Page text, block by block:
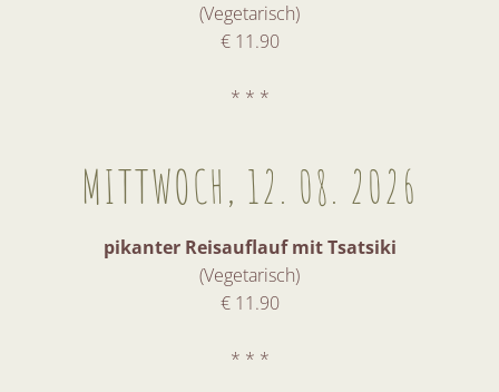
(Vegetarisch)
€ 11.90
* * *
MITTWOCH, 12. 08. 2026
pikanter Reisauflauf mit Tsatsiki
(Vegetarisch)
€ 11.90
* * *